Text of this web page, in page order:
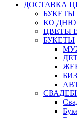
ДОСТАВКА
БУКЕТЫ
КО ДНЮ
ЦВЕТЫ
БУКЕТЫ